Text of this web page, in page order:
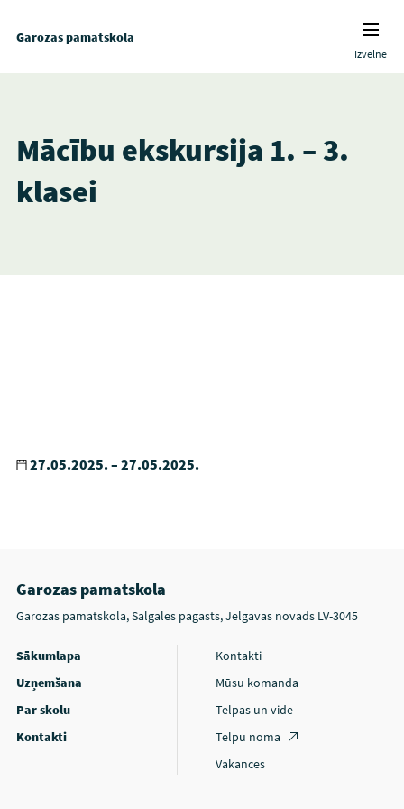
Garozas pamatskola
Izvēlne
Mācību ekskursija 1. – 3.
klasei
27.05.2025. – 27.05.2025.
Garozas pamatskola
Garozas pamatskola, Salgales pagasts, Jelgavas novads LV-3045
Sākumlapa
Uzņemšana
Par skolu
Kontakti
Kontakti
Mūsu komanda
Telpas un vide
Telpu noma
Vakances